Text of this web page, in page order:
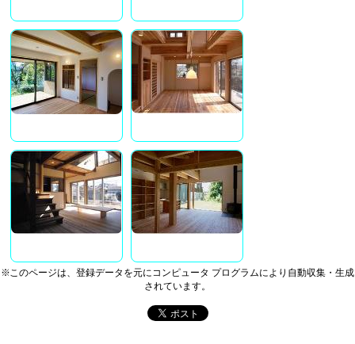
※このページは、登録データを元にコンピュータ プログラムにより自動収集・生成
されています。